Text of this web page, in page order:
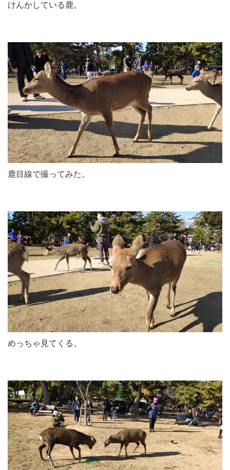
けんかしている鹿。
鹿目線で撮ってみた。
めっちゃ見てくる。